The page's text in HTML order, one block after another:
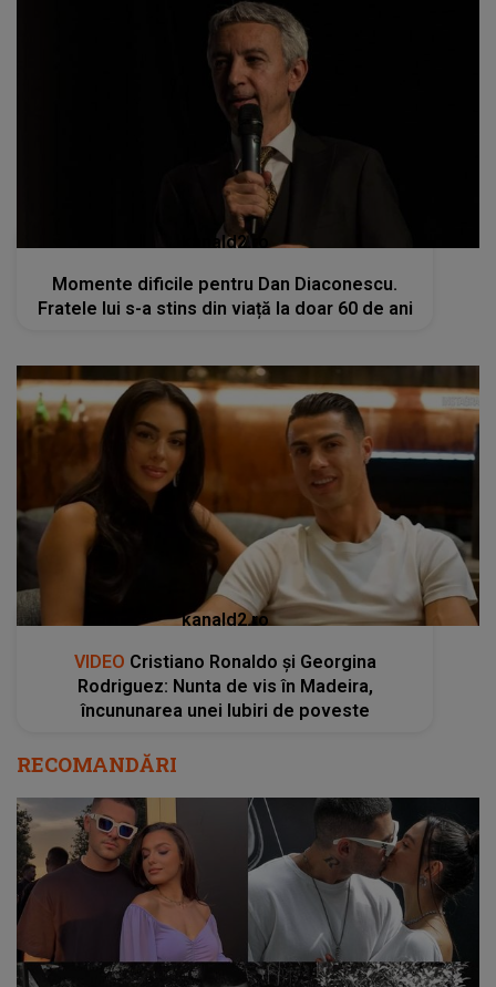
kanald2.ro
Momente dificile pentru Dan Diaconescu.
Fratele lui s-a stins din viață la doar 60 de ani
kanald2.ro
VIDEO Cristiano Ronaldo și Georgina
Rodriguez: Nunta de vis în Madeira,
încununarea unei Iubiri de poveste
RECOMANDĂRI